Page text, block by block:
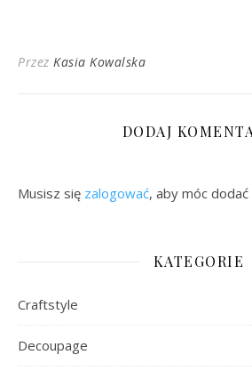
Przez Kasia Kowalska
DODAJ
Musisz się zalogować, aby móc
KATEGORIE
Craftstyle
Decoupage